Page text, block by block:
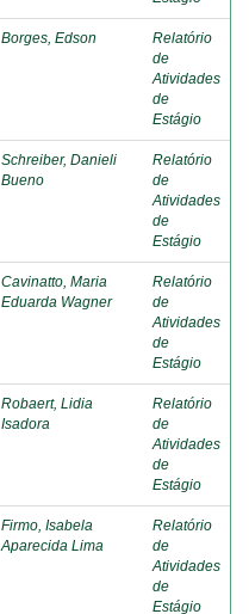
Borges, Edson
Relatório
de
Atividades
de
Estágio
Schreiber, Danieli
Bueno
Relatório
de
Atividades
de
Estágio
Cavinatto, Maria
Eduarda Wagner
Relatório
de
Atividades
de
Estágio
Robaert, Lidia
Isadora
Relatório
de
Atividades
de
Estágio
Firmo, Isabela
Aparecida Lima
Relatório
de
Atividades
de
Estágio